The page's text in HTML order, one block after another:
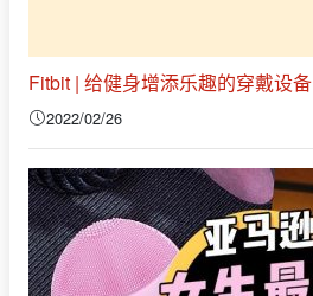
Fitbit | 给健身增添乐趣的穿戴设备
2022/02/26